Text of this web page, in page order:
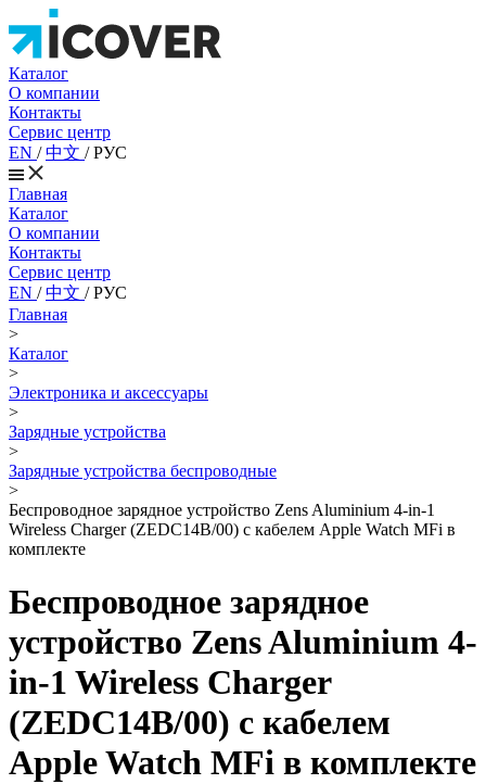
Каталог
О компании
Контакты
Сервис центр
EN /中文 /РУС
Главная
Каталог
О компании
Контакты
Сервис центр
EN /中文 /РУС
Главная
>
Каталог
>
Электроника и аксессуары
>
Зарядные устройства
>
Зарядные устройства беспроводные
>
Беспроводное зарядное устройство Zens Aluminium 4-in-1
Wireless Charger (ZEDC14B/00) с кабелем Apple Watch MFi в
комплекте
Беспроводное зарядное
устройство Zens Aluminium 4-
in-1 Wireless Charger
(ZEDC14B/00) с кабелем
Apple Watch MFi в комплекте